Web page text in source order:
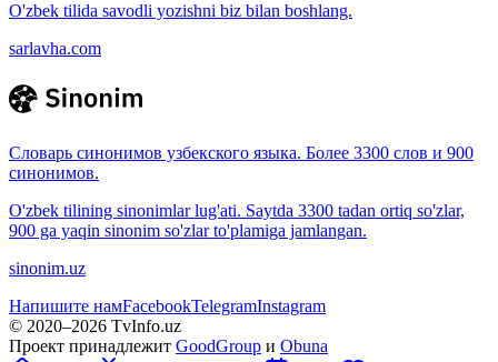
O'zbek tilida savodli yozishni biz bilan boshlang.
sarlavha.com
Словарь синонимов узбекского языка. Более 3300 слов и 900
синонимов.
O'zbek tilining sinonimlar lug'ati. Saytda 3300 tadan ortiq so'zlar,
900 ga yaqin sinonim so'zlar to'plamiga jamlangan.
sinonim.uz
Напишите намFacebookTelegramInstagram
© 2020–2026 TvInfo.uz
Проект принадлежит GoodGroup и Obuna